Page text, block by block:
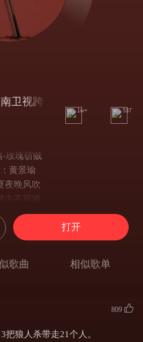
卫视跨
1w+ 537
-玫瑰窃贼
黄景瑜
夜晚风吹
去不可追
途中丢的盔
慢磨成灰
阳的余晖
一炬的热泪
掷它颤抖的壳
打开
歌曲 相似歌单
809
把狼人杀带走21个人。